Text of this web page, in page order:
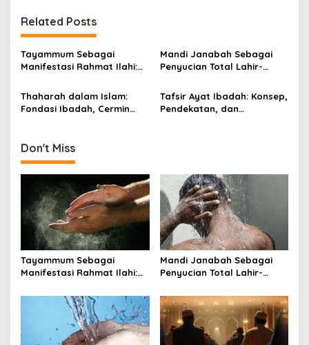
a
v
i
a
i
o
n
Related Posts
Tayammum Sebagai
Manifestasi Rahmat Ilahi:
Spiritual, dan Relevansi
Universal dari QS. Al-
Maidah: 6
Mandi Janabah Sebagai
Penyucian Total Lahir-
Spiritualitas, dan Relevansi
Kesehatan
Thaharah dalam Islam:
Fondasi Ibadah, Cermin
Batin
Tafsir Ayat Ibadah: Konsep,
Pendekatan, dan
Don't Miss
Tayammum Sebagai
Manifestasi Rahmat Ilahi:
Spiritual, dan Relevansi
Universal dari QS. Al-
Mandi Janabah Sebagai
Penyucian Total Lahir-
Spiritualitas, dan Relevansi
Kesehatan